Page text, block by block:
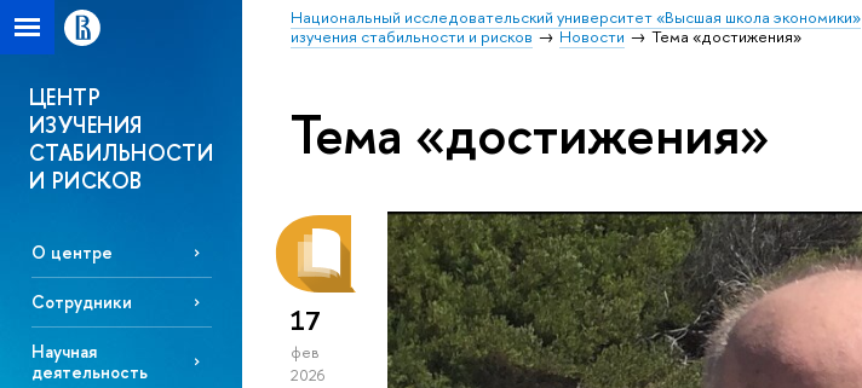
Национальный исследовательский университет «Высшая школа экономики»
изучения стабильности и рисков
Новости Тема «достижения»
ЦЕНТР
ИЗУЧЕНИЯ
СТАБИЛЬНОСТИ
И РИСКОВ
О центре
Сотрудники
Научная
деятельность
Тема «достижения»
17
фев
2026